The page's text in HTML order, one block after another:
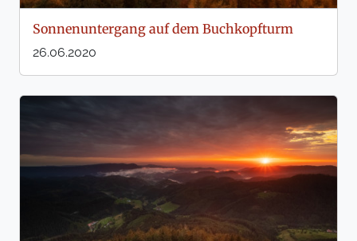
Sonnenuntergang auf dem Buchkopfturm
26.06.2020